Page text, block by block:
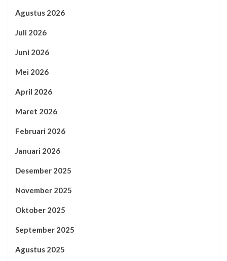
Agustus 2026
Juli 2026
Juni 2026
Mei 2026
April 2026
Maret 2026
Februari 2026
Januari 2026
Desember 2025
November 2025
Oktober 2025
September 2025
Agustus 2025